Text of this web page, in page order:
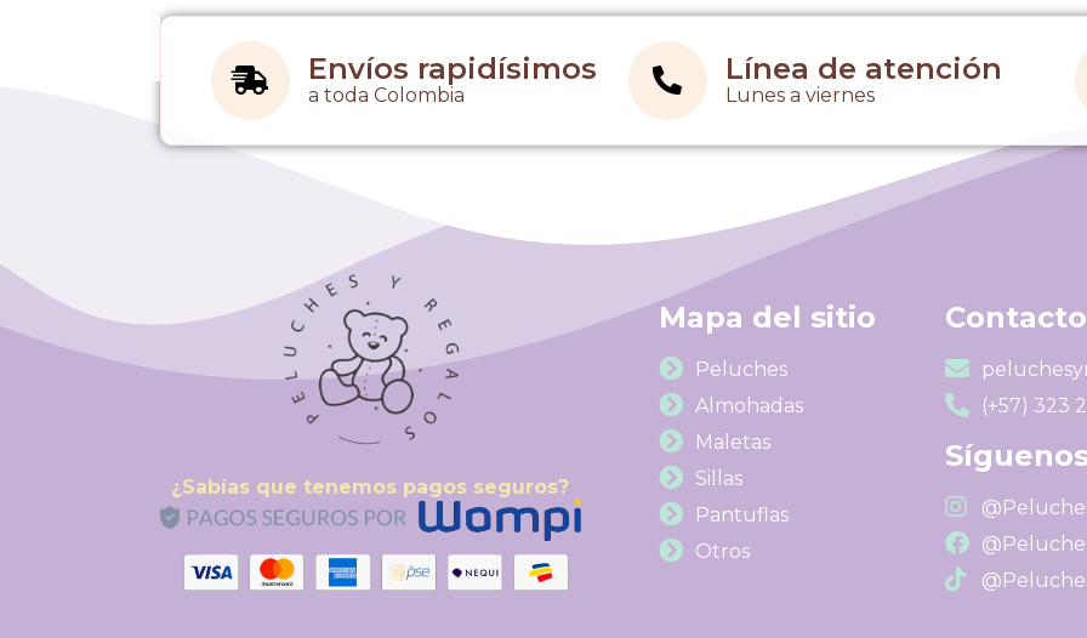
Envíos rapidísimos
a toda Colombia
Línea de atención
Lunes a viernes
¿Sabías que tenemos pagos seguros?
Mapa del sitio
Peluches
Almohadas
Maletas
Sillas
Pantuflas
Otros
Contacto
(+57) 323